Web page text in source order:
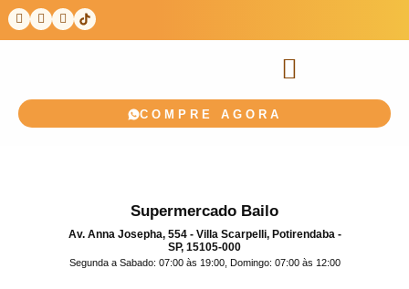
COMPRE AGORA
Supermercado Bailo
Av. Anna Josepha, 554 - Villa Scarpelli, Potirendaba -
SP, 15105-000
Segunda a Sabado: 07:00 às 19:00, Domingo: 07:00 às 12:00